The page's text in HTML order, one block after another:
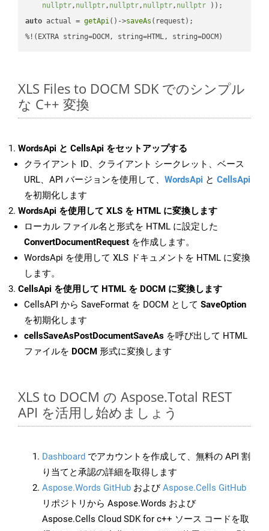
nullptr, nullptr, nullptr, nullptr, nullptr ))
auto actual = getApi()->saveAs (request);
%!(EXTRA string=DOCM, string=HTML, string=DOCM)
XLS Files to DOCM SDK でのシンプル
な C++ 変換
WordsApi と CellsApi をセットアップする
クライアント ID、クライアント シークレット、ベース
URL、API バージョンを使用して、 WordsApi と CellsApi
を初期化します
WordsApi を使用して XLS を HTML に変換します
ローカル ファイル名と形式を HTML に設定した
ConvertDocumentRequest を作成します。
WordsApi を使用して XLS ドキュメントを HTML に変換
します。
CellsApi を使用して HTML を DOCM に変換します
CellsAPI から SaveFormat を DOCM として SaveOption
を初期化します
cellsSaveAsPostDocumentSaveAs を呼び出して HTML
ファイルを DOCM 形式に変換します
XLS to DOCM の Aspose.Total REST
API を活用し始めましょう
Dashboard でアカウントを作成して、無料の API 割
り当てと承認の詳細を取得します
Aspose.Words GitHub およびAspose.Cells GitHub
リポジトリから Aspose.Words および
Aspose.Cells Cloud SDK for c++ ソース コードを取